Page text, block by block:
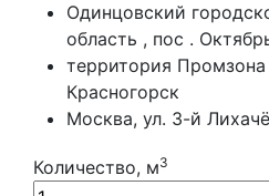
Одинцовский
область , пос .
территория
Красногорск
Москва, ул. 3-й
Количество, м3